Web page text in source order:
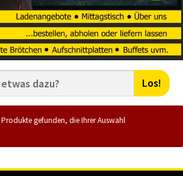
Los!
gefunden, die Ihrer Auswahl